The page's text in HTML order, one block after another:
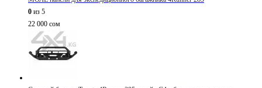
0 из 5
22 000 сом